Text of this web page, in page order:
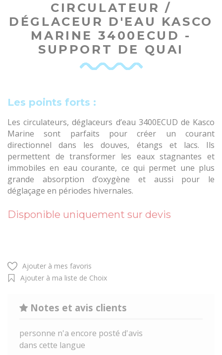
CIRCULATEUR /
DÉGLACEUR D'EAU KASCO
MARINE 3400ECUD -
SUPPORT DE QUAI
Les points forts :
Les circulateurs, déglaceurs d’eau 3400ECUD de Kasco
Marine sont parfaits pour créer un courant
directionnel dans les douves, étangs et lacs. Ils
permettent de transformer les eaux stagnantes et
immobiles en eau courante, ce qui permet une plus
grande absorption d’oxygène et aussi pour le
déglaçage en périodes hivernales.
Disponible uniquement sur devis
Ajouter à mes favoris
Ajouter à ma liste de Choix
Notes et avis clients
personne n'a encore posté d'avis
dans cette langue